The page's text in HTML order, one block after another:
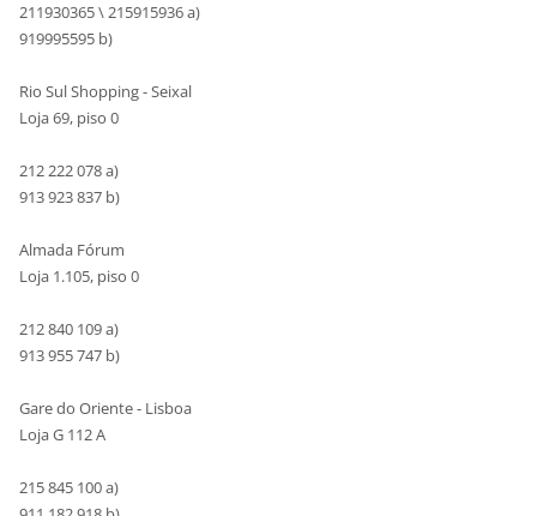
211930365 \ 215915936 a)
919995595 b)
Rio Sul Shopping - Seixal
Loja 69, piso 0
212 222 078 a)
913 923 837 b)
Almada Fórum
Loja 1.105, piso 0
212 840 109 a)
913 955 747 b)
Gare do Oriente - Lisboa
Loja G 112 A
215 845 100 a)